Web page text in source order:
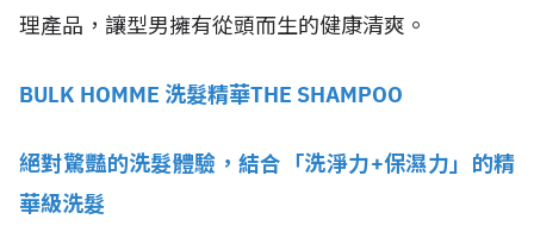
理產品，讓型男擁有從頭而生的健康清爽。
BULK HOMME 洗髮精華THE SHAMPOO
絕對驚豔的洗髮體驗，結合「洗淨力+保濕力」的精
華級洗髮